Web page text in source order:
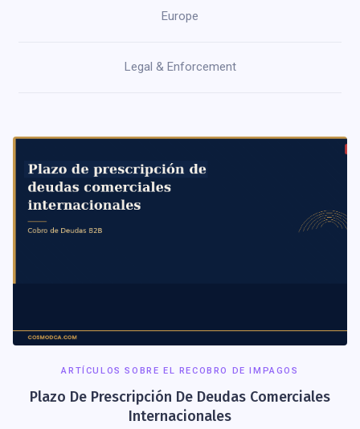
Europe
Legal & Enforcement
ARTÍCULOS SOBRE EL RECOBRO DE IMPAGOS
Plazo De Prescripción De Deudas Comerciales
Internacionales